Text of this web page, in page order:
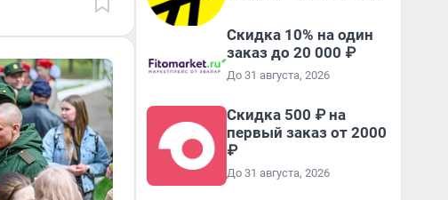
Скидка 10% на один
заказ до 20 000 ₽
До 31 августа, 2026
Скидка 500 ₽ на
первый заказ от 2000
₽
До 31 августа, 2026